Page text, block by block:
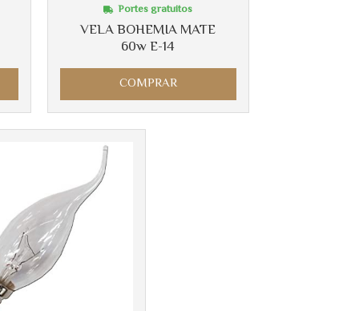
VELA BOHEMIA MATE
60w E-14
Portes gratuitos
COMPRAR